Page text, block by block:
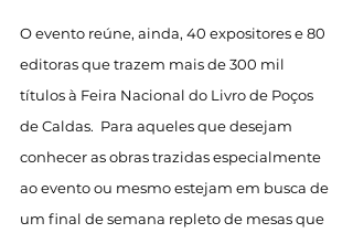
O evento reúne, ainda, 40 expositores e 80
editoras que trazem mais de 300 mil
títulos à Feira Nacional do Livro de Poços
de Caldas.  Para aqueles que desejam
conhecer as obras trazidas especialmente
ao evento ou mesmo estejam em busca de
um final de semana repleto de mesas que